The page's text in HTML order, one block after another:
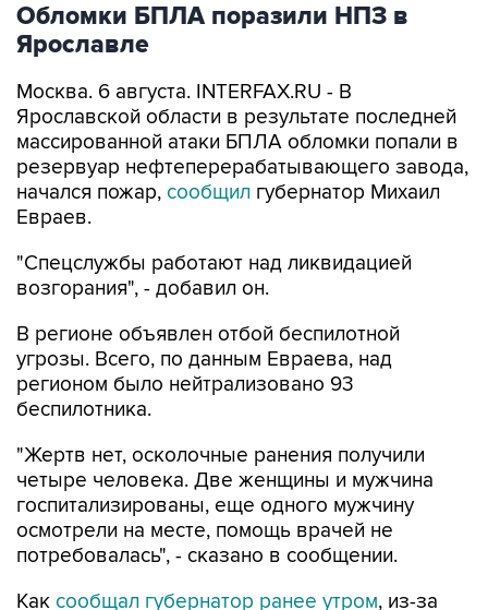
Обломки БПЛА поразили НПЗ в
Ярославле
Москва. 6 августа. INTERFAX.RU - В
Ярославской области в результате последней
массированной атаки БПЛА обломки попали в
резервуар нефтеперерабатывающего завода,
начался пожар, сообщил губернатор Михаил
Евраев.
"Спецслужбы работают над ликвидацией
возгорания", - добавил он.
В регионе объявлен отбой беспилотной
угрозы. Всего, по данным Евраева, над
регионом было нейтрализовано 93
беспилотника.
"Жертв нет, осколочные ранения получили
четыре человека. Две женщины и мужчина
госпитализированы, еще одного мужчину
осмотрели на месте, помощь врачей не
потребовалась", - сказано в сообщении.
Как сообщал губернатор ранее утром, из-за